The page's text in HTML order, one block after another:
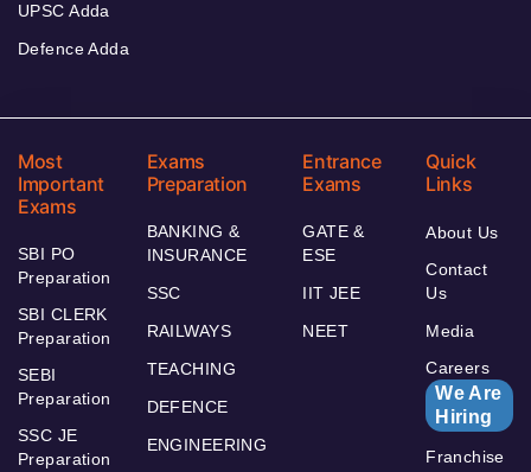
UPSC Adda
Defence Adda
Most
Important
Exams
SBI PO
Preparation
SBI CLERK
Preparation
SEBI
Preparation
SSC JE
Preparation
Exams
Preparation
BANKING &
INSURANCE
SSC
RAILWAYS
TEACHING
DEFENCE
ENGINEERING
Entrance
Exams
GATE &
ESE
IIT JEE
NEET
Quick
Links
About Us
Contact
Us
Media
Careers
We Are
Hiring
Franchise